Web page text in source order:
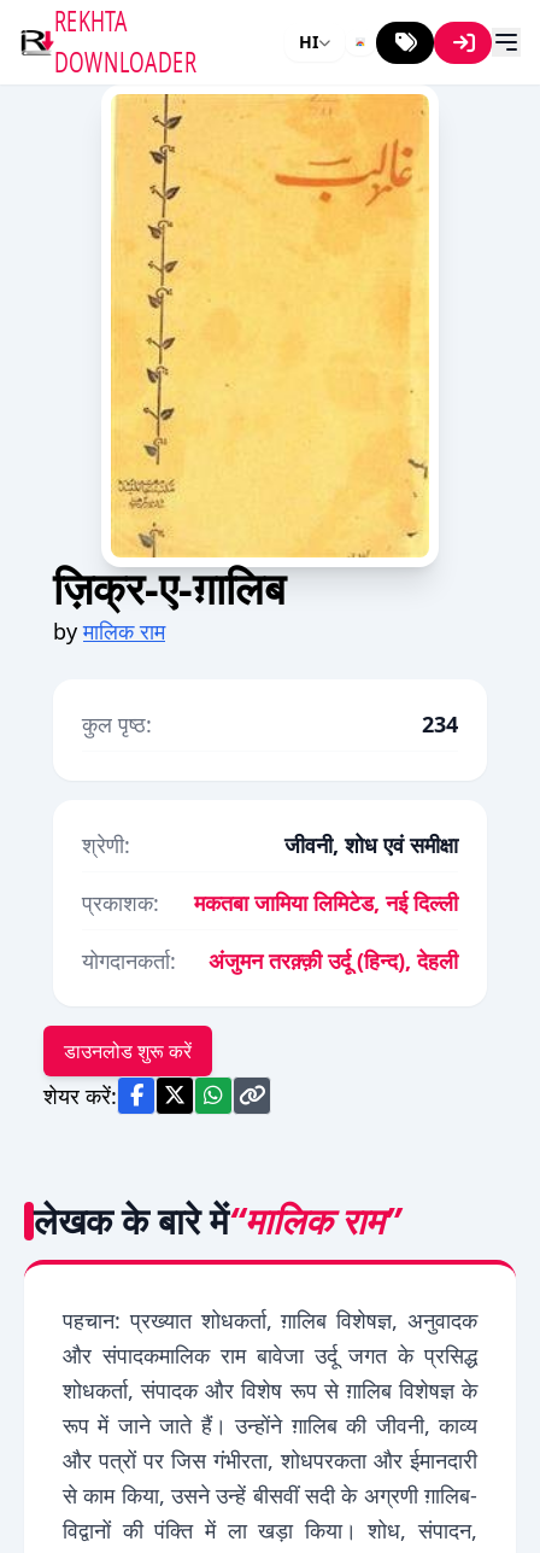
REKHTA
DOWNLOADER
HI
ज़िक्र-ए-ग़ालिब
byमालिक राम
कुल पृष्ठ: 234
श्रेणी:
जीवनी, शोध एवं समीक्षा
प्रकाशक:
मकतबा जामिया लिमिटेड, नई दिल्ली
योगदानकर्ता:
अंजुमन तरक़्क़ी उर्दू (हिन्द), देहली
डाउनलोड शुरू करें
शेयर करें:
लेखक के बारे में“मालिक राम”
पहचान: प्रख्यात शोधकर्ता, ग़ालिब विशेषज्ञ, अनुवादक
और संपादकमालिक राम बावेजा उर्दू जगत के प्रसिद्ध
शोधकर्ता, संपादक और विशेष रूप से ग़ालिब विशेषज्ञ के
रूप में जाने जाते हैं। उन्होंने ग़ालिब की जीवनी, काव्य
और पत्रों पर जिस गंभीरता, शोधपरकता और ईमानदारी
से काम किया, उसने उन्हें बीसवीं सदी के अग्रणी ग़ालिब-
विद्वानों की पंक्ति में ला खड़ा किया। शोध, संपादन,